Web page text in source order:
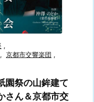
,
, 京都市交響楽団 ,
園祭の山鉾建て
さん＆京都市交